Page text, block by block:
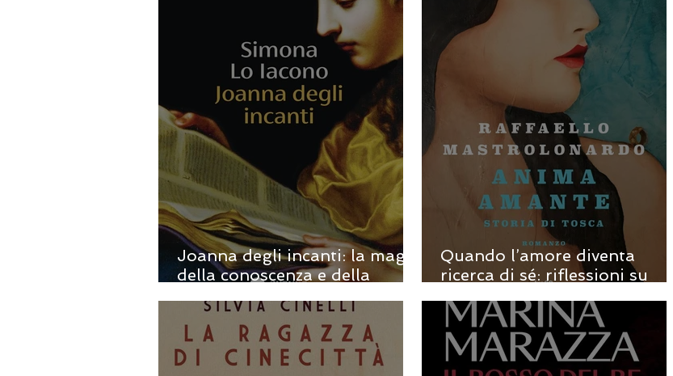
Joanna degli incanti: la magia
della conoscenza e della
Quando l’amore diventa
ricerca di sé: riflessioni su
Tosca